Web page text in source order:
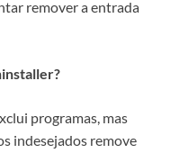
remover a entrada
programas, mas
indesejados remove